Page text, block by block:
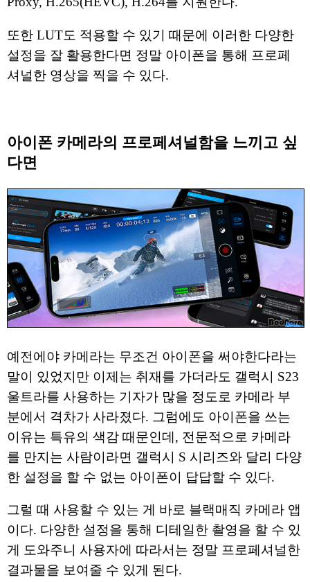
또한 LUT도 적용할 수 있기 때문에 이러한 다양한
설정을 잘 활용한다면 정말 아이폰을 통해 프로페
셔널한 영상을 찍을 수 있다.
아이폰 카메라의 프로페셔널함을 느끼고 싶
다면
예전에야 카메라는 무조건 아이폰을 써야한다라는
말이 있었지만 이제는 취재를 가더라도 갤럭시 S23
울트라를 사용하는 기자가 많을 정도로 카메라 부
분에서 격차가 사라졌다. 그럼에도 아이폰을 쓰는
이유는 특유의 색감 때문인데, 전문적으로 카메라
를 만지는 사람이라면 갤럭시 S 시리즈와 달리 다양
한 설정을 할 수 없는 아이폰이 답답할 수 있다.
그럴 때 사용할 수 있는 게 바로 블랙매직 카메라 앱
이다. 다양한 설정을 통해 디테일한 촬영을 할 수 있
게 도와주니 사용자에 따라서는 정말 프로페셔널한
결과물을 보여줄 수 있게 된다.